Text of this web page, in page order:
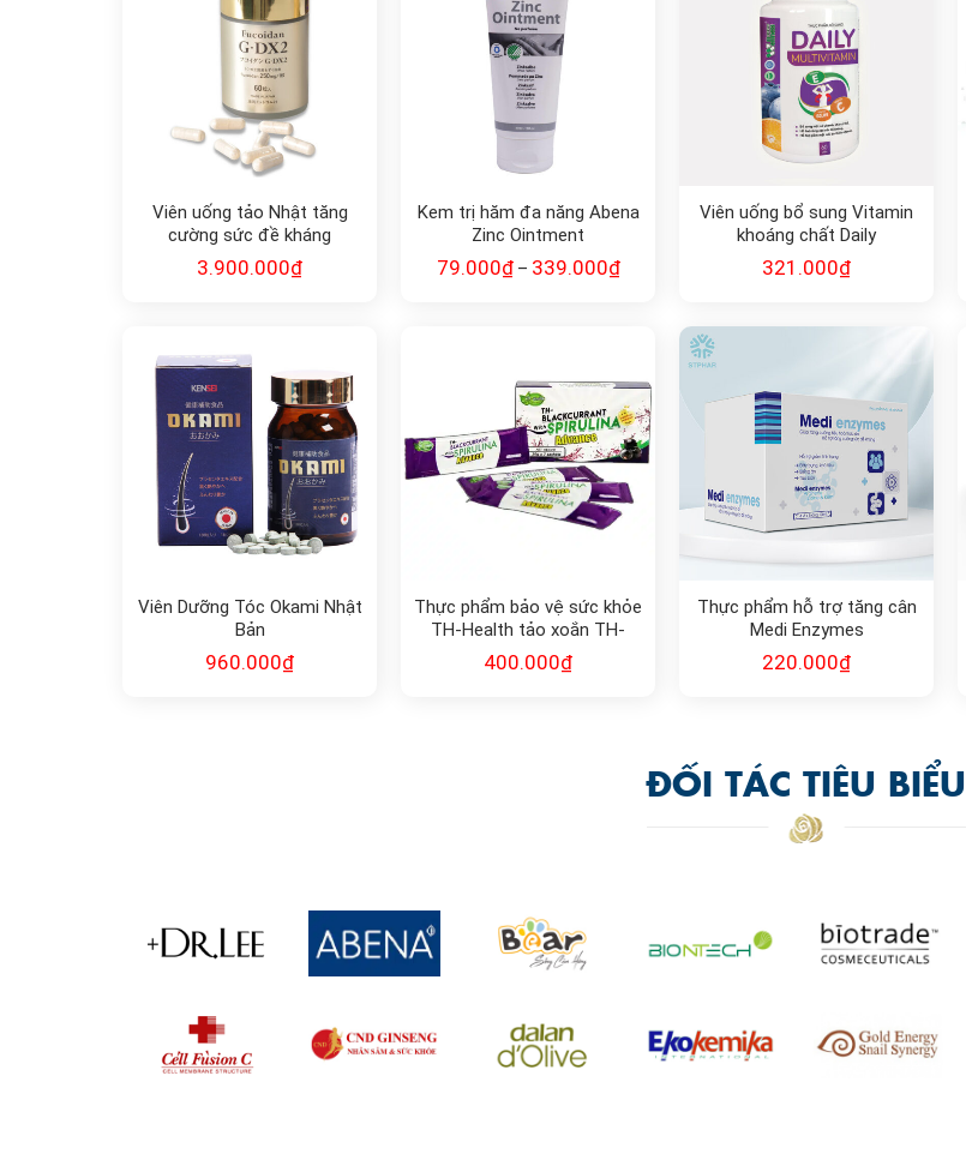
Viên uống tảo Nhật tăng
cường sức đề kháng
FUCOIDAN G•DX2
3.900.000₫
Kem trị hăm đa năng Abena
Zinc Ointment
79.000₫– 339.000₫
Viên uống bổ sung Vitamin
khoáng chất Daily
Multivitamin
321.000₫
Viên Dưỡng Tóc Okami Nhật
Bản
960.000₫
Thực phẩm bảo vệ sức khỏe
TH-Health tảo xoắn TH-
Blackcurrant with Spirulina
Advance
400.000₫
Thực phẩm hỗ trợ tăng cân
Medi Enzymes
220.000₫
ĐỐI TÁC TIÊU BIỂU